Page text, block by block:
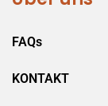
FAQs
KONTAKT